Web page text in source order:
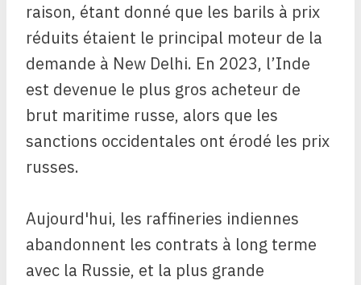
raison, étant donné que les barils à prix
réduits étaient le principal moteur de la
demande à New Delhi. En 2023, l’Inde
est devenue le plus gros acheteur de
brut maritime russe, alors que les
sanctions occidentales ont érodé les prix
russes.
Aujourd'hui, les raffineries indiennes
abandonnent les contrats à long terme
avec la Russie, et la plus grande